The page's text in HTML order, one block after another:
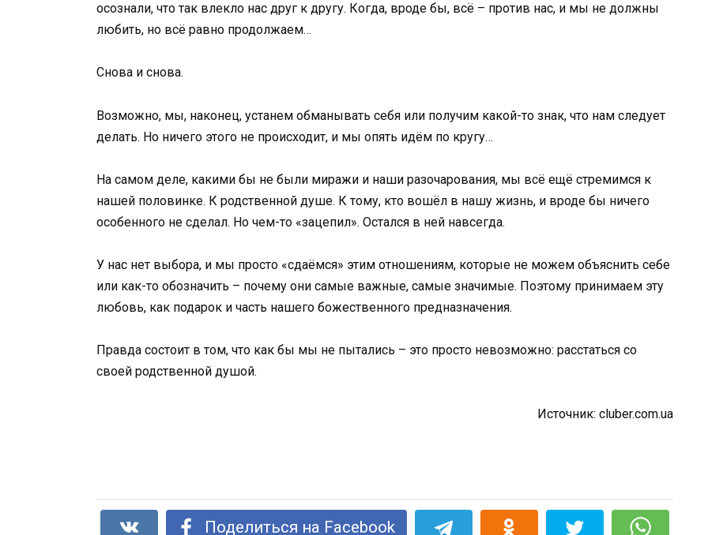
осознали, что так влекло нас друг к другу. Когда, вроде бы, всё – против нас, и мы не должны
любить, но всё равно продолжаем…
Снова и снова.
Возможно, мы, наконец, устанем обманывать себя или получим какой-то знак, что нам следует
делать. Но ничего этого не происходит, и мы опять идём по кругу…
На самом деле, какими бы не были миражи и наши разочарования, мы всё ещё стремимся к
нашей половинке. К родственной душе. К тому, кто вошёл в нашу жизнь, и вроде бы ничего
особенного не сделал. Но чем-то «зацепил». Остался в ней навсегда.
У нас нет выбора, и мы просто «сдаёмся» этим отношениям, которые не можем объяснить себе
или как-то обозначить – почему они самые важные, самые значимые. Поэтому принимаем эту
любовь, как подарок и часть нашего божественного предназначения.
Правда состоит в том, что как бы мы не пытались – это просто невозможно: расстаться со
своей родственной душой.
Источник: cluber.com.ua
Поделиться на Facebook